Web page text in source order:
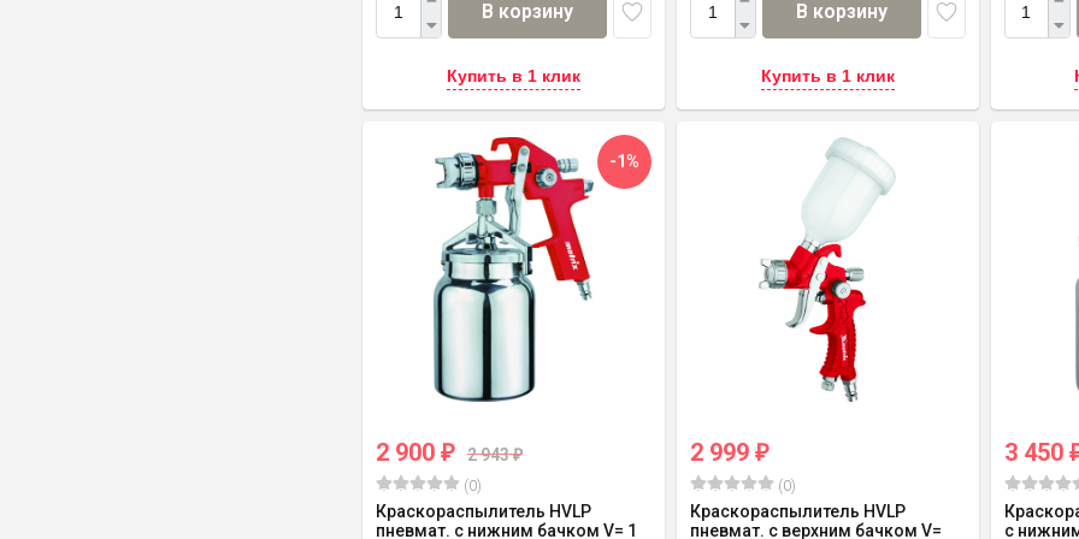
В корзину
Купить в 1 клик
В корзину
Купить в 1 клик
-1%
2 900₽ 2 943₽
(0)
Краскораспылитель HVLP
пневмат. с нижним бачком V= 1
2 999 ₽
(0)
Краскораспылитель HVLP
пневмат. с верхним бачком V=
3 450
с